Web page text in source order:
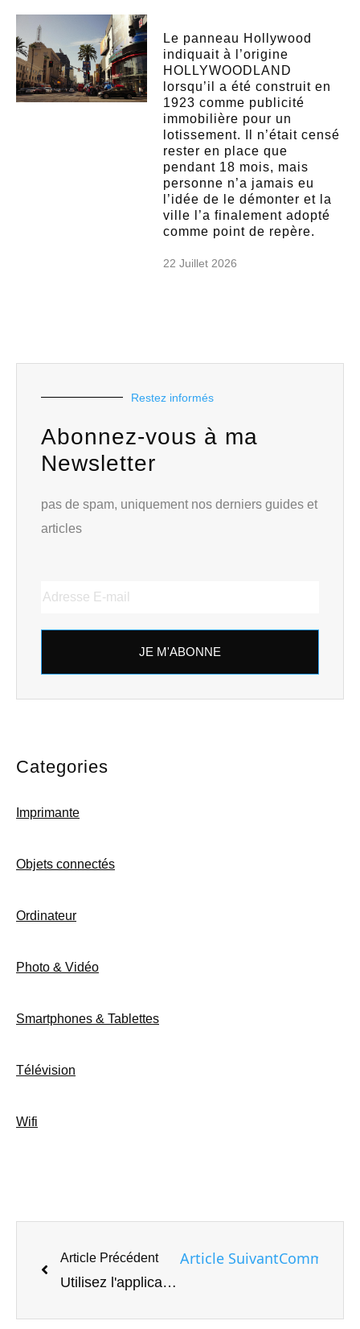
Le panneau Hollywood
indiquait à l’origine
HOLLYWOODLAND
lorsqu’il a été construit en
1923 comme publicité
immobilière pour un
lotissement. Il n’était censé
rester en place que
pendant 18 mois, mais
personne n’a jamais eu
l’idée de le démonter et la
ville l’a finalement adopté
comme point de repère.
22 Juillet 2026
Restez informés
Abonnez-vous à ma
Newsletter
pas de spam, uniquement nos derniers guides et
articles
JE M'ABONNE
Categories
Imprimante
Objets connectés
Ordinateur
Photo & Vidéo
Smartphones & Tablettes
Télévision
Wifi
Article Précédent
Utilisez l'application Good Lock pour transformer votre expérience Samsung Galaxy
Article SuivantComment